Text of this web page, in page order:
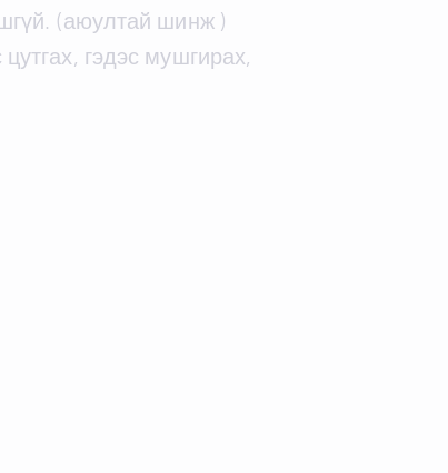
(аюултай шинж )
гэдэс мушгирах,